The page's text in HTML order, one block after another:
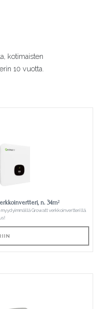
kotimaisten
10 vuotta.
n. 34m²
Growatt verkkoinvertterillä.